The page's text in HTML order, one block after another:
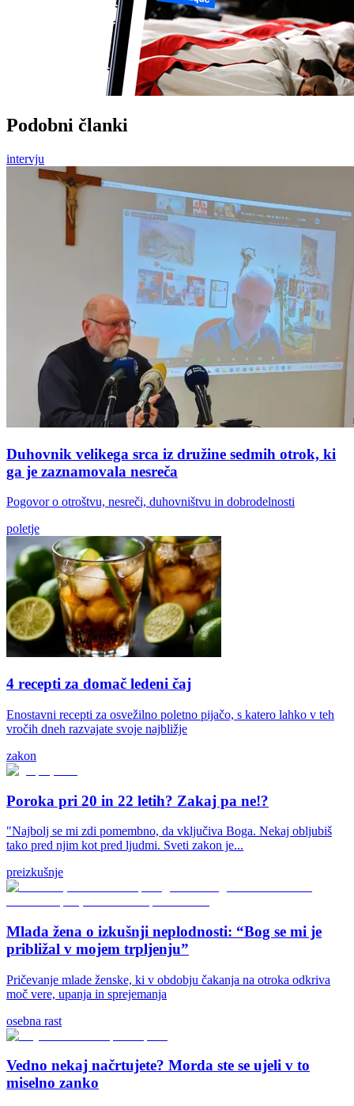
Podobni članki
intervju
Duhovnik velikega srca iz družine sedmih otrok, ki
ga je zaznamovala nesreča
Pogovor o otroštvu, nesreči, duhovništvu in dobrodelnosti
poletje
4 recepti za domač ledeni čaj
Enostavni recepti za osvežilno poletno pijačo, s katero lahko v teh
vročih dneh razvajate svoje najbližje
zakon
Poroka pri 20 in 22 letih? Zakaj pa ne!?
"Najbolj se mi zdi pomembno, da vključiva Boga. Nekaj obljubiš
tako pred njim kot pred ljudmi. Sveti zakon je...
preizkušnje
Mlada žena o izkušnji neplodnosti: “Bog se mi je
približal v mojem trpljenju”
Pričevanje mlade ženske, ki v obdobju čakanja na otroka odkriva
moč vere, upanja in sprejemanja
osebna rast
Vedno nekaj načrtujete? Morda ste se ujeli v to
miselno zanko